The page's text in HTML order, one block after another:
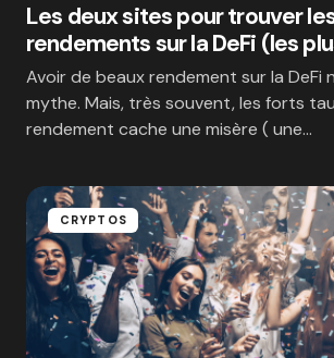
Les deux sites pour trouver
rendements sur la DeFi (les
Avoir de beaux rendement sur la DeFi
mythe. Mais, très souvent, les forts
rendement cache une misère ( une…
CRYPTOS